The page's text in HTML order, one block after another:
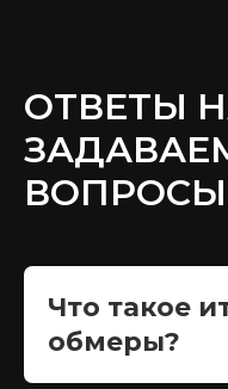
ОТВЕТЫ
ВОПРОСЫ
Что такое
обмеры?